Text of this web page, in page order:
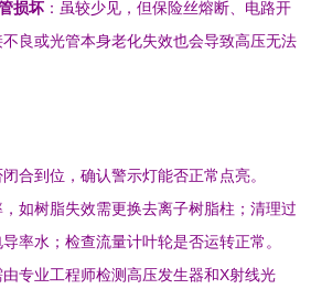
损坏 ：虽较少见，但保险丝熔断、电路开
良或光管本身老化失效也会导致高压无法
合到位，确认警示灯能否正常点亮。
如树脂失效需更换去离子树脂柱；清理过
率水；检查流量计叶轮是否运转正常 。
专业工程师检测高压发生器和X射线光